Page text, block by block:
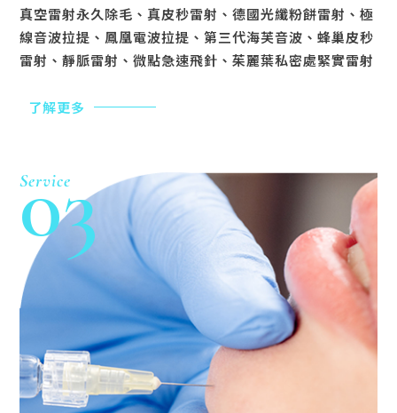
真空雷射永久除毛、真皮秒雷射、德國光纖粉餅雷射、極
線音波拉提、鳳凰電波拉提、第三代海芙音波、蜂巢皮秒
雷射、靜脈雷射、微點急速飛針、茱麗葉私密處緊實雷射
了解更多
Service
03